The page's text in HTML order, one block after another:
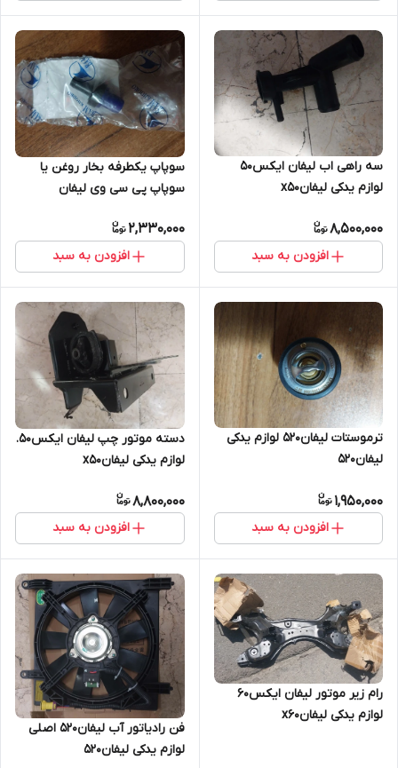
سه راهی اب لیفان ایکس۵۰
لوازم یدکی لیفانx50
8,500,000
افزودن به سبد
سوپاپ یکطرفه بخار روغن یا
سوپاپ پی سی وی لیفان
ایکس۵۰
2,330,000
افزودن به سبد
ترموستات لیفان۵۲۰ لوازم یدکی
لیفان۵۲۰
1,950,000
افزودن به سبد
دسته موتور چپ لیفان ایکس۵۰.
لوازم یدکی لیفانx50
8,800,000
افزودن به سبد
رام زیر موتور لیفان ایکس۶۰
لوازم یدکی لیفانx60
فن رادیاتور آب لیفان۵۲۰ اصلی
لوازم یدکی لیفان۵۲۰